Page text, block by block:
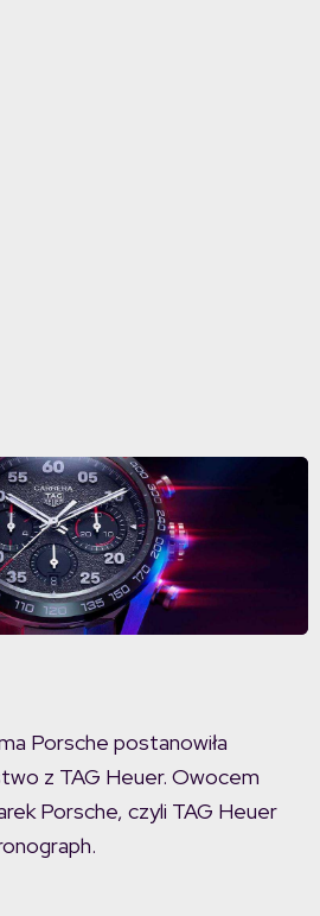
Porsche postanowiła
z TAG Heuer. Owocem
Porsche, czyli TAG Heuer